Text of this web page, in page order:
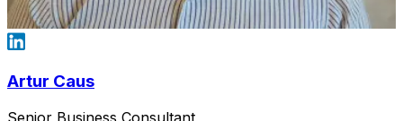
Artur Caus
Senior Business Consultant